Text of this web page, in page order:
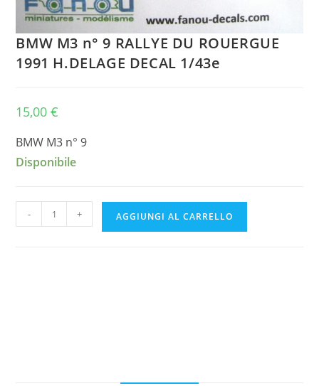
BMW M3 n° 9 RALLYE DU ROUERGUE
1991 H.DELAGE DECAL 1/43e
15,00€
BMW M3 n° 9
Disponibile
M3
- + AGGIUNGI AL CARRELLO